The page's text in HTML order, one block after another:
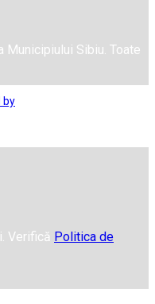
Municipiului Sibiu. Toate
by
Verifică Politica de